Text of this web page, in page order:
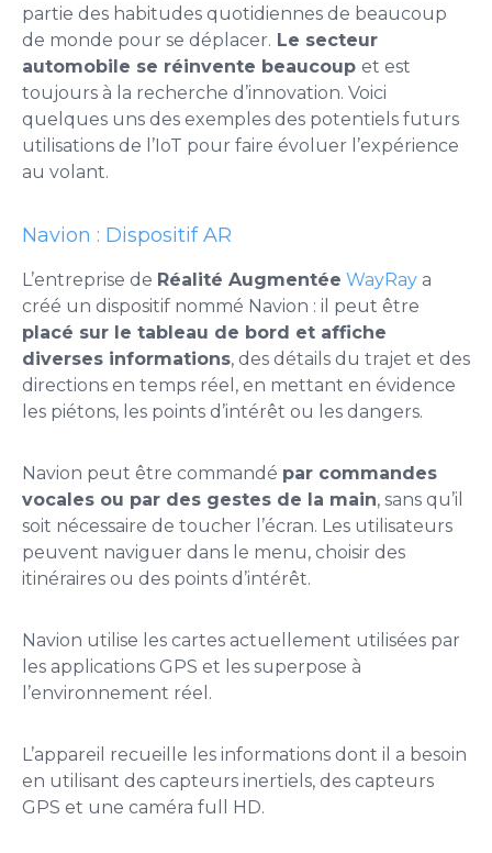
partie des habitudes quotidiennes de beaucoup
de monde pour se déplacer. Le secteur
automobile se réinvente beaucoup et est
toujours à la recherche d’innovation. Voici
quelques uns des exemples des potentiels futurs
utilisations de l’IoT pour faire évoluer l’expérience
au volant.
Navion : Dispositif AR
L’entreprise de Réalité Augmentée WayRay a
créé un dispositif nommé Navion : il peut être
placé sur le tableau de bord et affiche
diverses informations, des détails du trajet et des
directions en temps réel, en mettant en évidence
les piétons, les points d’intérêt ou les dangers.
Navion peut être commandé par commandes
vocales ou par des gestes de la main, sans qu’il
soit nécessaire de toucher l’écran. Les utilisateurs
peuvent naviguer dans le menu, choisir des
itinéraires ou des points d’intérêt.
Navion utilise les cartes actuellement utilisées par
les applications GPS et les superpose à
l’environnement réel.
L’appareil recueille les informations dont il a besoin
en utilisant des capteurs inertiels, des capteurs
GPS et une caméra full HD.